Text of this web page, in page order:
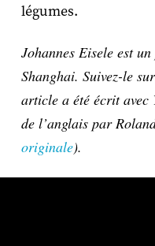
légumes.
Johannes Eisele est
Shanghai. Suivez-le
article a été écrit
de l’anglais par
originale).